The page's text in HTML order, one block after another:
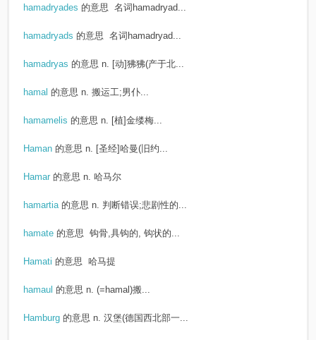
hamadryades 的意思 名词hamadryad...
hamadryads 的意思 名词hamadryad...
hamadryas 的意思 n. [动]狒狒(产于北...
hamal 的意思 n. 搬运工;男仆...
hamamelis 的意思 n. [植]金缕梅...
Haman 的意思 n. [圣经]哈曼(旧约...
Hamar 的意思 n. 哈马尔
hamartia 的意思 n. 判断错误;悲剧性的...
hamate 的意思 钩骨,具钩的, 钩状的...
Hamati 的意思 哈马提
hamaul 的意思 n. (=hamal)搬...
Hamburg 的意思 n. 汉堡(德国西北部一...